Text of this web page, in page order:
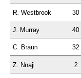
R. Westbrook 30
J. Murray 40
C. Braun 32
Z. Nnaji 2